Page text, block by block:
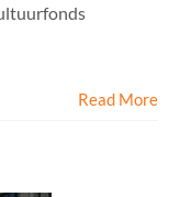
Read More